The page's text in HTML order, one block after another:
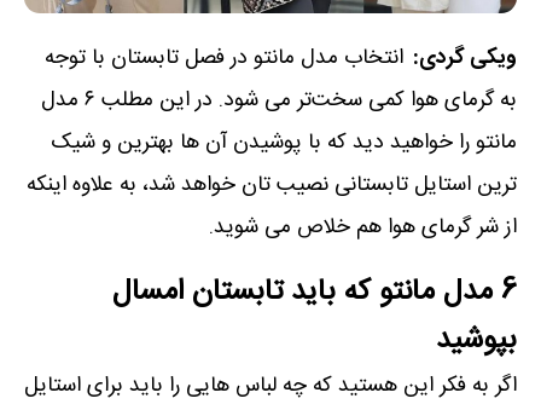
ویکی گردی: انتخاب مدل مانتو در فصل تابستان با توجه
به گرمای هوا کمی سخت‌تر می شود. در این مطلب ۶ مدل
مانتو را خواهید دید که با پوشیدن آن ها بهترین و شیک
ترین استایل تابستانی نصیب تان خواهد شد، به علاوه اینکه
از شر گرمای هوا هم خلاص می شوید.
6 مدل مانتو که باید تابستان امسال
بپوشید
اگر به فکر این هستید که چه لباس هایی را باید برای استایل